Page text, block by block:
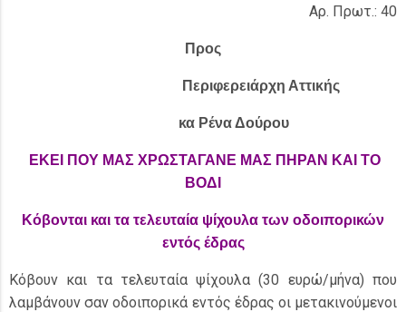
Αρ. Πρωτ.: 40
Προς
Περιφερειάρχη Αττικής
κα Ρένα Δούρου
EKEI
ΠΟΥ ΜΑΣ ΧΡΩΣΤΑΓΑΝΕ ΜΑΣ ΠΗΡΑΝ ΚΑΙ ΤΟ
ΒΟΔΙ
Κόβονται και τα τελευταία ψίχουλα των οδοιπορικών
εντός έδρας
Κόβουν και τα τελευταία ψίχουλα (30 ευρώ/μήνα) που
λαμβάνουν σαν οδοιπορικά εντός έδρας οι μετακινούμενοι